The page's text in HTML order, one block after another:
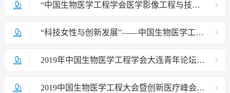
“中国生物医学工程学会医学影像工程与技术分会成立大会暨医学影像工程与技术高峰论坛”在京召开
“科技女性与创新发展”——中国生物医学工程学会首届BME她论坛
2019年中国生物医学工程学会大连青年论坛在大连召开
2019中国生物医学工程大会暨创新医疗峰会会议通知